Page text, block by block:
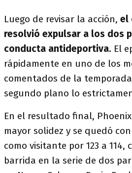
Luego de revisar la acción, el
resolvió expulsar a los dos
conducta antideportiva. El
rápidamente en uno de los
comentados de la
segundo plano lo
En el resultado final,
mayor solidez y se quedó
como visitante por 123 a
barrida en la serie de dos